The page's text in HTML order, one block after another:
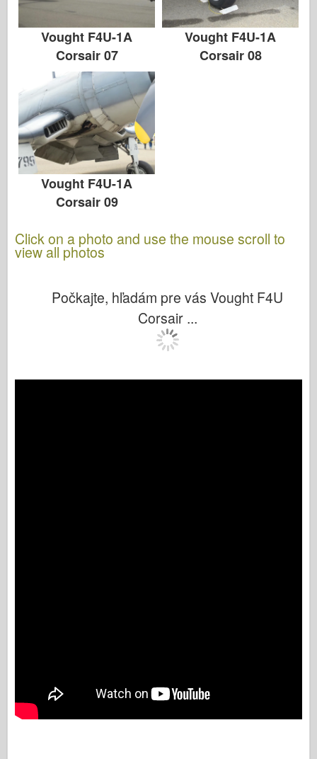
Vought F4U-1A
Corsair 07
Vought F4U-1A
Corsair 08
Vought F4U-1A
Corsair 09
Click on a photo and use the mouse scroll to
view all photos
Počkajte, hľadám pre vás Vought F4U
Corsair ...